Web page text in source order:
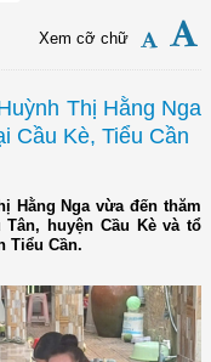
Xem cỡ chữ
Thị Hằng Nga
Cầu Kè, Tiểu Cần
Hằng Nga vừa đến thăm
huyện Cầu Kè và tổ
Tiểu Cần.